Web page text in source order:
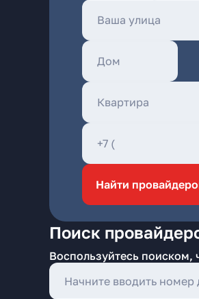
Найти
Поиск
Воспользуйтесь поиском,